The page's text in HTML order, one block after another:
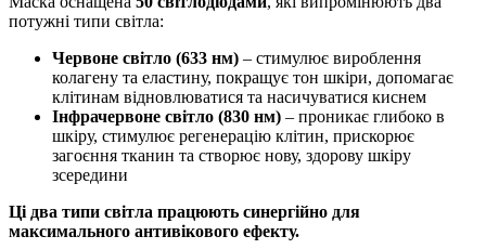
потужні типи світла:
Червоне світло (633 нм) – стимулює вироблення
колагену та еластину, покращує тон шкіри, допомагає
клітинам відновлюватися та насичуватися киснем
Інфрачервоне світло (830 нм) – проникає глибоко в
шкіру, стимулює регенерацію клітин, прискорює
загоєння тканин та створює нову, здорову шкіру
зсередини
Ці два типи світла працюють синергійно для
максимального антивікового ефекту.